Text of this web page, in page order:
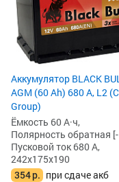
Аккумулятор BLACK
AGM (60 Ah) 680 А, L2
Group)
Ёмкость 60 А·ч,
Полярность обратная
Пусковой ток 680 А,
242x175x190
354р. при сдаче акб